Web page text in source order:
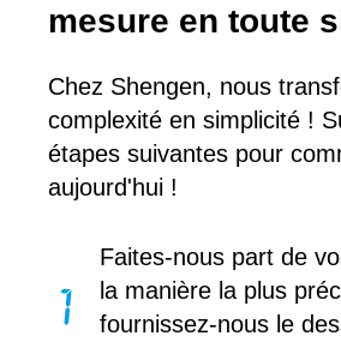
mesure en toute
Chez Shengen, nous
complexité en simplicité !
étapes suivantes pour
aujourd'hui !
Faites-nous part de
la manière la plus
fournissez-nous le